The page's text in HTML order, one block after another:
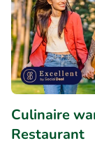
Culinaire
Restaurant